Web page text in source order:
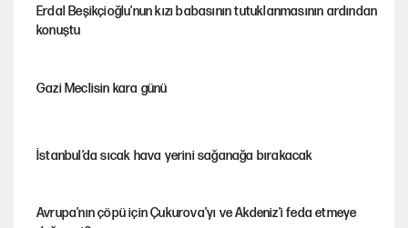
Erdal Beşikçioğlu'nun kızı babasının tutuklanmasının ardından
konuştu
Gazi Meclisin kara günü
İstanbul’da sıcak hava yerini sağanağa bırakacak
Avrupa'nın çöpü için Çukurova'yı ve Akdeniz'i feda etmeye